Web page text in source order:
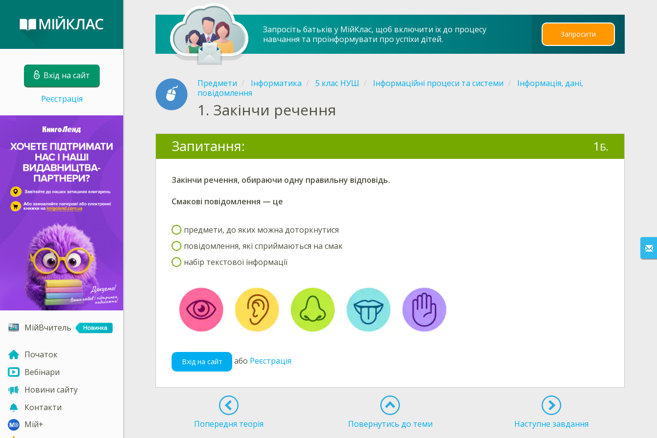
Вхід на сайт
Реєстрація
МійВчитель
Початок
Вебінари
Новини сайту
Контакти
Мій+
Запросіть батьків у МійКлас, щоб включити їх до процесу
навчання та проінформувати про успіхи дітей.
Запросити
Предмети Інформатика 5 клас НУШ Інформаційні процеси та системи
Інформація, дані,
повідомлення
1. Закінчи речення
Запитання: 1 Б.
Закінчи речення, обираючи одну правильну відповідь.
Смакові повідомлення — це
предмети, до яких можна доторкнутися
повідомлення, які сприймаються на смак
набір текстової інформації
Вхід на сайт або Реєстрація
Попередня теорія Повернутись до теми Наступне завдання